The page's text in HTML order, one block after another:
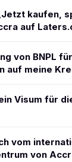
kaufen,
auf
von BNPL
auf meine
Visum für
vom
von